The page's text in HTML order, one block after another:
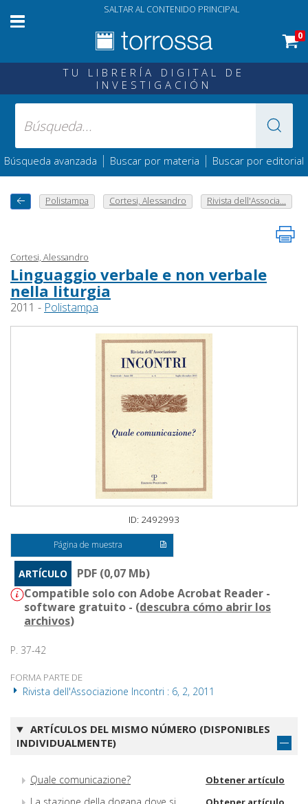
SALTAR AL CONTENIDO PRINCIPAL
0
TU LIBRERÍA DIGITAL DE
INVESTIGACIÓN
Búsqueda avanzada | Buscar por materia | Buscar por editorial
Polistampa Cortesi, Alessandro Rivista dell'Associa...
Cortesi, Alessandro
Linguaggio verbale e non verbale
nella liturgia
2011 - Polistampa
ID: 2492993
Página de muestra
ARTÍCULO
PDF (0,07 Mb)
Compatible solo con Adobe Acrobat Reader -
software gratuito - (descubra cómo abrir los
archivos)
P. 37-42
FORMA PARTE DE
Rivista dell'Associazione Incontri : 6, 2, 2011
ARTÍCULOS DEL MISMO NÚMERO (DISPONIBLES
INDIVIDUALMENTE)
Quale comunicazione? Obtener artículo